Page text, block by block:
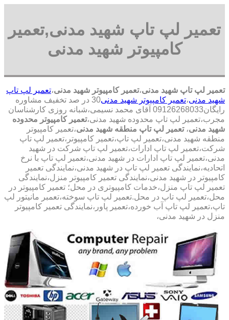
تعمیر لپ تاپ شهید مدنی,تعمیر
کامپیوتر شهید مدنی
تعمیر لپ تاپ شهید مدنی،تعمیر کامپیوتر شهید مدنی،تعمیر لپ تاپ
شهید مدنی،تعمیر کامپیوتر شهید مدنی
30 در صد تخفیف مشاوره
رایگان09126268033 آقای محمد نسیمی،شبانه روزی کارشناسان
مجرب،تعمیر لپ تاپ محدوده شهید مدنی،تعمیر کامپیوتر محدوده
شهید مدنی، تعمیر لپ تاپ منطقه شهید مدنی،تعمیر کامپیوتر
منطقه شهید مدنی،تعمیر لپ تاپ،تعمیر کامپیوتر،تعمیر لپ تاپ
شرکت،تعمیر لپ تاپ ادارات،تعمیر لپ تاپ شرکت در شهید
مدنی،تعمیر لپ تاپ ادارات در شهید مدنی،تعمیر لپ تاپ با نرخ
اتحادیه،نمایندگی تعمیر لپ تاپ در شهید مدنی،نمایندگی تعمیر
کامپیوتر در شهید مدنی،نمایندگی تعمیر کامپیوتر منزل،نمایندگی
تعمیر لپ تاپ منزل،خدمات کامپیوتری در محل؛ تعمیر کامپیوتر در
محل،تعمیر لپ تاپ در محل.تعمیر لپ تاپ سوخته،تعمبر مانیتور لپ
تاپ،تعمیر لپ تاپ آب خورده،تعمیر پاور،نمایندگی تعمیر کامپیوتر
منزل در شهید مدنی،